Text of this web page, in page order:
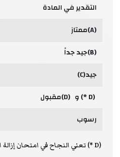
التقدير في المادة
(A)ممتاز
(B)جيد جداً
جيد(C)
(D *) و (D)مقبول
رسوب
(D *) تعني النجاح في امتحان إزالة الرسوب للمادة